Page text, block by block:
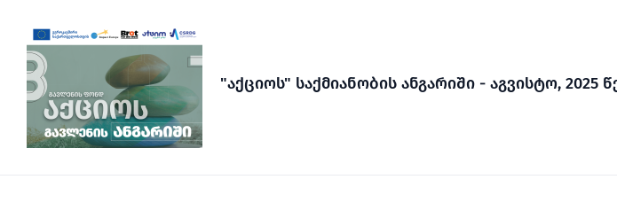
"აქციოს" საქმიანობის ანგარიში - აგვისტო, 2025